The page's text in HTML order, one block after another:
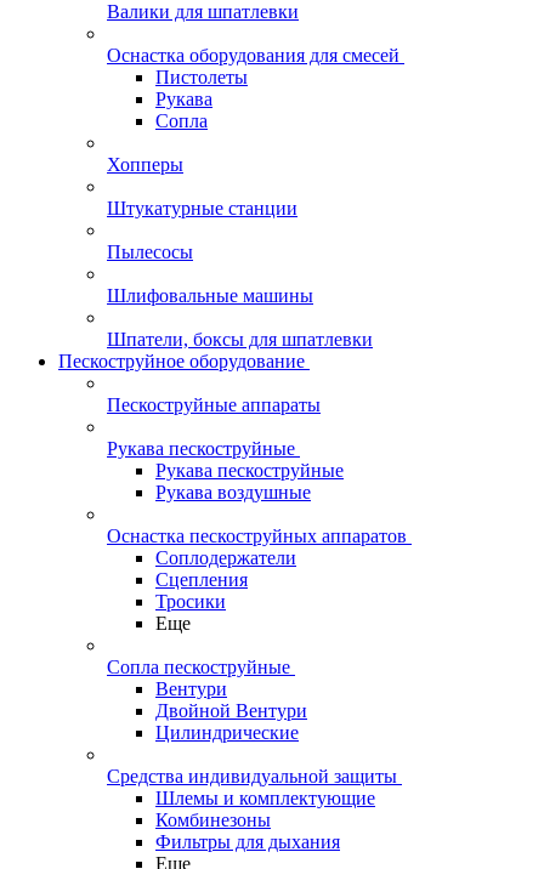
Валики для шпатлевки
Оснастка оборудования для смесей
Пистолеты
Рукава
Сопла
Хопперы
Штукатурные станции
Пылесосы
Шлифовальные машины
Шпатели, боксы для шпатлевки
Пескоструйное оборудование
Пескоструйные аппараты
Рукава пескоструйные
Рукава пескоструйные
Рукава воздушные
Оснастка пескоструйных аппаратов
Соплодержатели
Сцепления
Тросики
Еще
Сопла пескоструйные
Вентури
Двойной Вентури
Цилиндрические
Средства индивидуальной защиты
Шлемы и комплектующие
Комбинезоны
Фильтры для дыхания
Еще